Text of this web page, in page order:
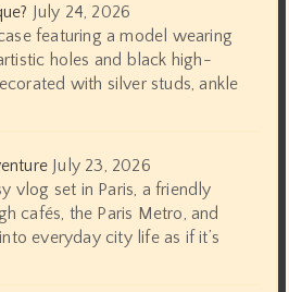
July 24, 2026
featuring a model wearing
holes and black high-
with silver studs, ankle
July 23, 2026
vlog set in Paris, a friendly
cafés, the Paris Metro, and
everyday city life as if it’s